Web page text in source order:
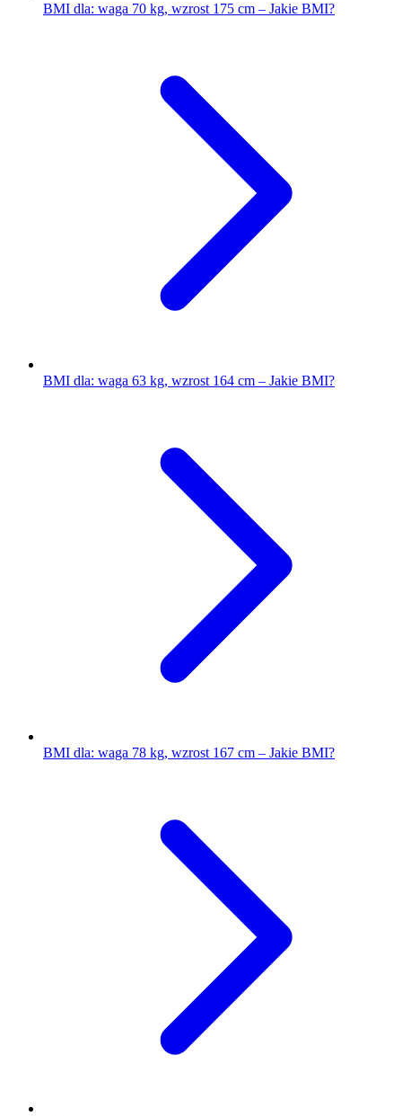
BMI dla: waga 70 kg, wzrost 175 cm – Jakie BMI?
BMI dla: waga 63 kg, wzrost 164 cm – Jakie BMI?
BMI dla: waga 78 kg, wzrost 167 cm – Jakie BMI?